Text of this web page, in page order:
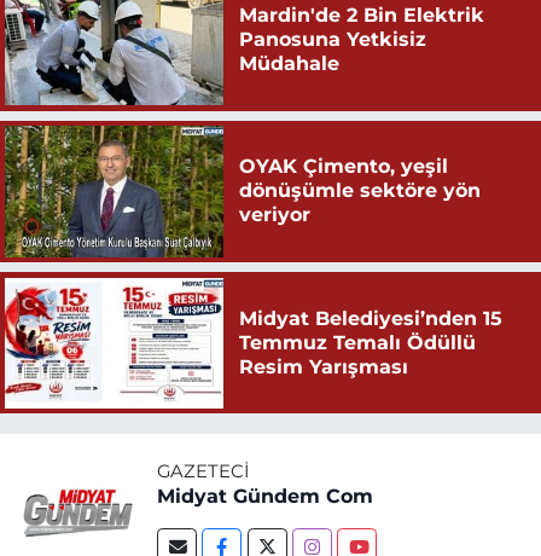
Mardin'de 2 Bin Elektrik
Panosuna Yetkisiz
Müdahale
OYAK Çimento, yeşil
dönüşümle sektöre yön
veriyor
Midyat Belediyesi’nden 15
Temmuz Temalı Ödüllü
Resim Yarışması
GAZETECI
Midyat Gündem Com